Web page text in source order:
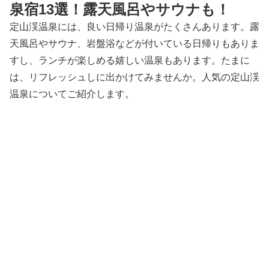
泉宿13選！露天風呂やサウナも！
定山渓温泉には、良い日帰り温泉がたくさんあります。露
天風呂やサウナ、岩盤浴などが付いている日帰りもありま
すし、ランチが楽しめる嬉しい温泉もあります。たまに
は、リフレッシュしに出かけてみませんか。人気の定山渓
温泉についてご紹介します。